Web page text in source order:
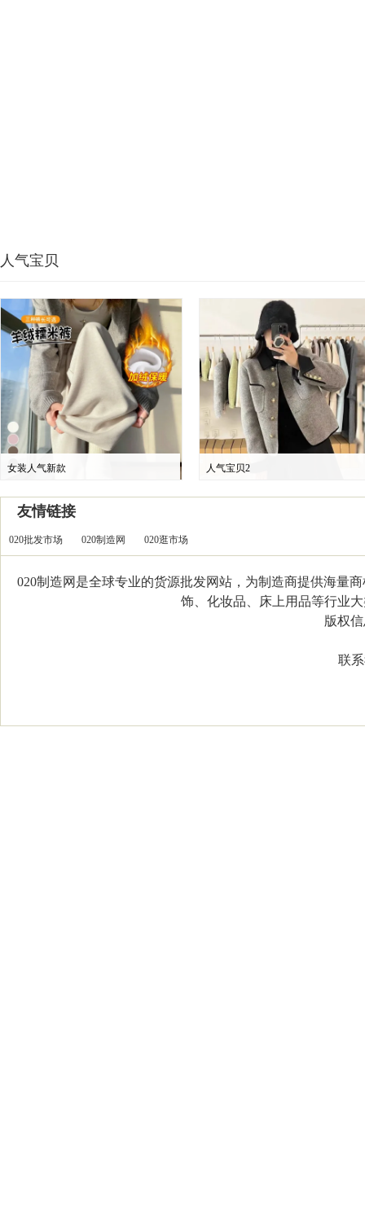
人气宝贝
女装人气新款 人气宝贝2
友情链接
020批发市场 020制造网 020逛市场
020制造网是全球专业的货源批发网站，为制造商提供海量
饰、化妆品、床上用品等行业
版权信
联